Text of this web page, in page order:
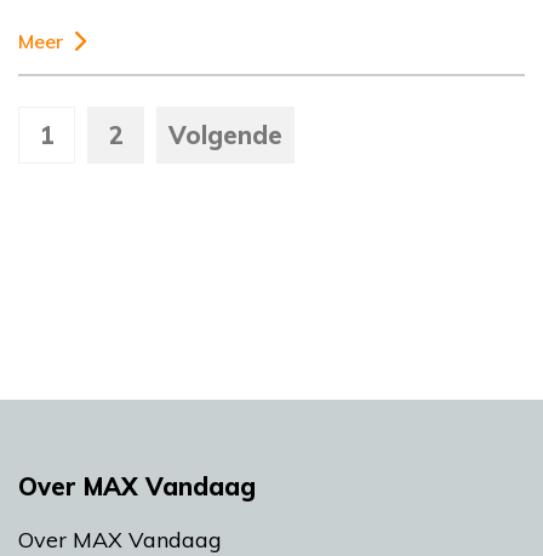
Meer
1 2 Volgende
Over MAX Vandaag
Over MAX Vandaag